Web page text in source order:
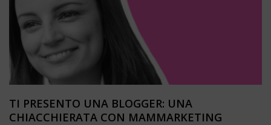
TI PRESENTO UNA BLOGGER: UNA
CHIACCHIERATA CON MAMMARKETING